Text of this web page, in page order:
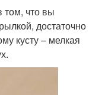
том, что вы
достаточно
кусту – мелкая